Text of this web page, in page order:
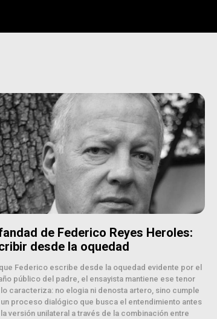
de Federico Reyes Heroles:
desde la oquedad
Federico escribe desde la oquedad evidente por el
público del padre, el ensayista mantiene ese tenor
caracteriza: no elogia ni denosta artero, sino cumple
proceso dialógico que busca el entendimiento antes
versión unilateral a través de la combinación entre